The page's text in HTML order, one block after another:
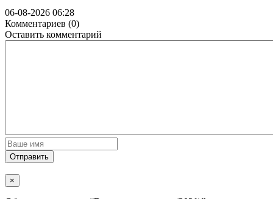
06-08-2026 06:28
Комментариев (0)
Оставить комментарий
Отправить
×